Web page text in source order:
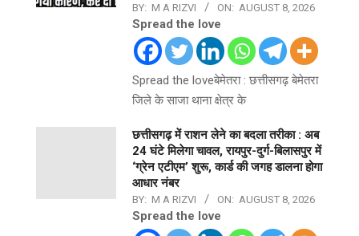
BY: M A RIZVI ON: AUGUST 8, 2026
Spread the love
Spread the loveबेमेतरा : छत्तीसगढ़ बेमेतरा
जिले के साजा थाना क्षेत्र के
छत्तीसगढ़ में राशन लेने का बदला तरीका : अब
24 घंटे मिलेगा चावल, रायपुर-दुर्ग-बिलासपुर में
‘ग्रेन एटीएम’ शुरू, कार्ड की जगह डालना होगा
आधार नंबर
BY: M A RIZVI ON: AUGUST 8, 2026
Spread the love